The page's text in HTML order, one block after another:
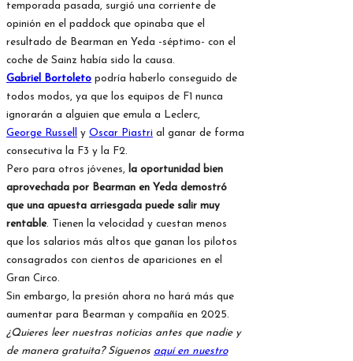
temporada pasada, surgió una corriente de
opinión en el paddock que opinaba que el
resultado de Bearman en Yeda -séptimo- con el
coche de Sainz había sido la causa.
Gabriel Bortoleto podría haberlo conseguido de
todos modos, ya que los equipos de F1 nunca
ignorarán a alguien que emula a Leclerc,
George Russell
y Oscar Piastri al ganar de forma
consecutiva la F3 y la F2.
Pero para otros jóvenes,
la oportunidad bien
aprovechada por Bearman en Yeda demostró
que una apuesta arriesgada puede salir muy
rentable. Tienen la velocidad y cuestan menos
que los salarios más altos que ganan los pilotos
consagrados con cientos de apariciones en el
Gran Circo.
Sin embargo, la presión ahora no hará más que
aumentar para Bearman y compañía en 2025.
¿Quieres leer nuestras noticias antes que nadie y
de manera gratuita? Síguenos aquí en nuestro